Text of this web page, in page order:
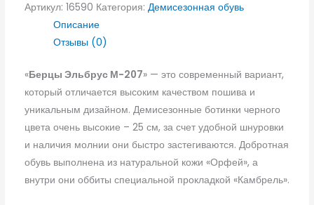
Артикул: 16590 Категория: Демисезонная обувь
Описание
Отзывы (0)
«Берцы Эльбрус М-207» — это современный вариант,
который отличается высоким качеством пошива и
уникальным дизайном. Демисезонные ботинки черного
цвета очень высокие – 25 см, за счет удобной шнуровки
и наличия молнии они быстро застегиваются. Добротная
обувь выполнена из натуральной кожи «Орфей», а
внутри они оббиты специальной прокладкой «Камбрель».